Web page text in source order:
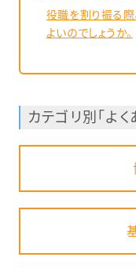
役職を割り振る
よいのでしょうか。
カテゴリ別「よく